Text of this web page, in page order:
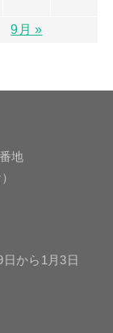
9月 »
地
から1月3日